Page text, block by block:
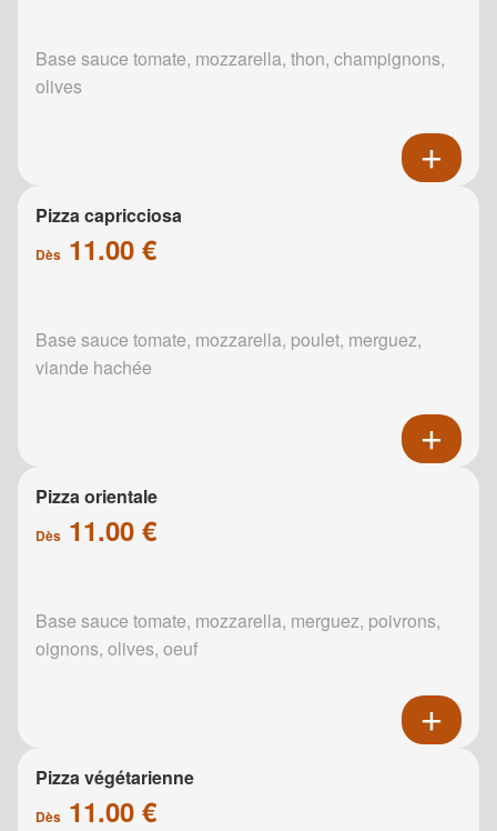
Base sauce tomate, mozzarella, thon, champignons,
olives
Pizza capricciosa
Dès 11.00 €
Base sauce tomate, mozzarella, poulet, merguez,
viande hachée
Pizza orientale
Dès 11.00 €
Base sauce tomate, mozzarella, merguez, poivrons,
oignons, olives, oeuf
Pizza végétarienne
Dès 11.00 €